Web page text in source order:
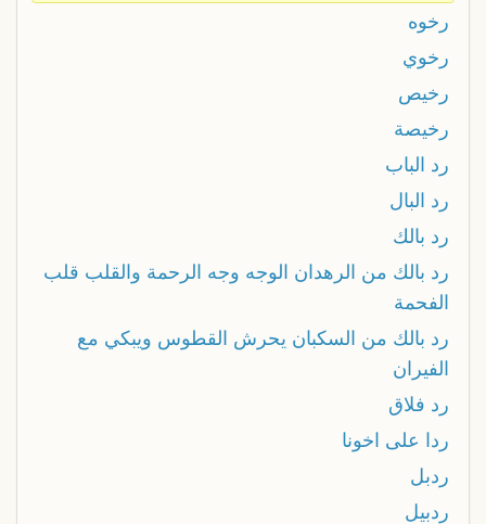
رخوه
رخوي
رخيص
رخيصة
رد الباب
رد البال
رد بالك
رد بالك من الرهدان الوجه وجه الرحمة والقلب قلب
الفحمة
رد بالك من السكبان يحرش القطوس ويبكي مع
الفيران
رد فلاق
ردا على اخونا
ردبل
ردبيل